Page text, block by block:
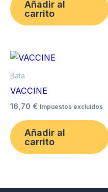
Añadir al
carrito
Bata
VACCINE
16,70 € Impuestos excluídos
Añadir al
carrito